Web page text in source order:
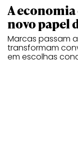
A
novo papel
Marcas passam
transformam
em escolhas